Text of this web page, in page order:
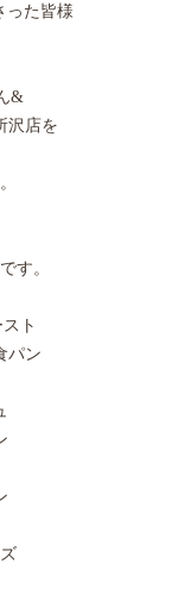
った皆様
&
沢店を
す。
ト
パン